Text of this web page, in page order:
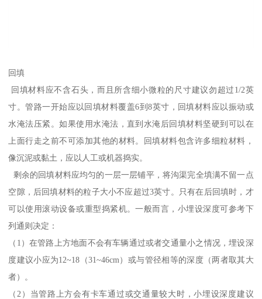
回填
回填材料应不含石头，而且所含细小微粒的尺寸建议勿超过1/2英
寸。管路一开始应以回填材料覆盖6到8英寸，回填材料应以振动或
水淹法压紧。如果使用水淹法，直到水淹后回填材料坚硬到可以在
上面行走之前不可添加其他的材料。回填材料包含许多细粒材料，
像沉泥或黏土，应以人工或机器捣实。
剩余的回填材料应均匀的一层一层铺平，将沟渠完全填满不留一点
空隙，后回填材料的粒子大小不应超过3英寸。只有在后回填时，才
可以使用滚动设备或重型捣紧机。一般而言，小埋设深度可参考下
列通则决定：
（1）在管路上方地面不会有车辆通过或者交通量小之情况，埋设深
度建议小应为12~18（31~46cm）或与管径相等的深度（两者取其大
者）。
（2）当管路上方会有卡车通过或交通量较大时，小埋设深度建议